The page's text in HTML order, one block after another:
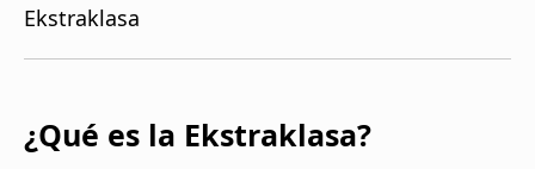
notificaciones
Contáctanos
Ekstraklasa
¿Qué es la Ekstraklasa?